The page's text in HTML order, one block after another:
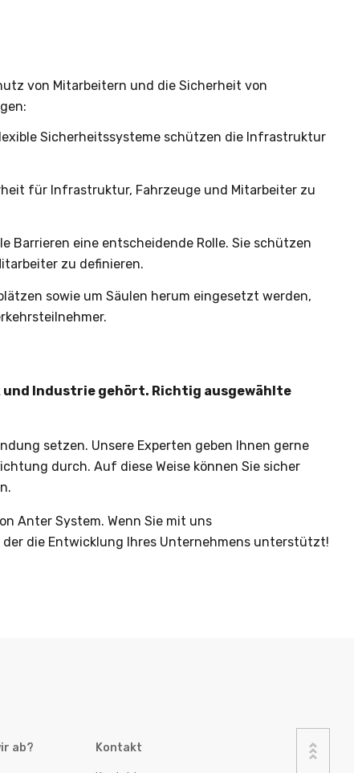
von Mitarbeitern und die Sicherheit von
Sicherheitssysteme schützen die Infrastruktur
für Infrastruktur, Fahrzeuge und Mitarbeiter zu
Barrieren eine entscheidende Rolle. Sie schützen
zu definieren.
sowie um Säulen herum eingesetzt werden,
Industrie gehört. Richtig ausgewählte
setzen. Unsere Experten geben Ihnen gerne
durch. Auf diese Weise können Sie sicher
Anter System. Wenn Sie mit uns
die Entwicklung Ihres Unternehmens unterstützt!
ab? Kontakt